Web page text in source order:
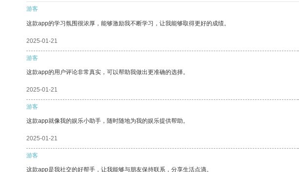
游客
这款app的学习氛围很浓厚，能够激励我不断学习，让我能够取得更好的成绩。
2025-01-21
游客
这款app的用户评论非常真实，可以帮助我做出更准确的选择。
2025-01-21
游客
这款app就像我的娱乐小助手，随时随地为我的娱乐提供帮助。
2025-01-21
游客
这款app是我社交的好帮手，让我能够与朋友保持联系，分享生活点滴。